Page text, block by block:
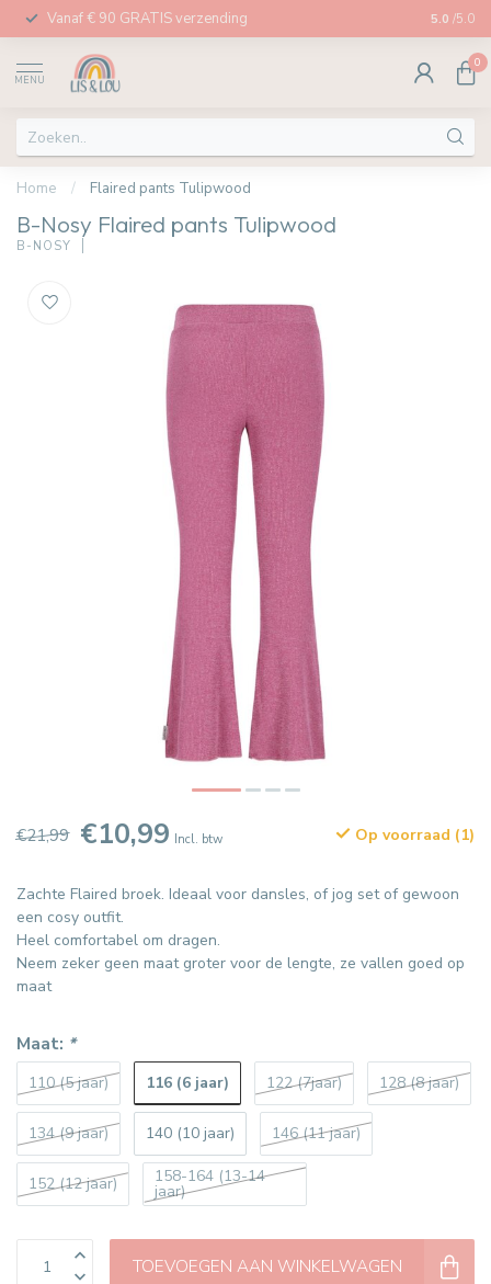
Vanaf € 90 GRATIS verzending Afhalen
5.0 /5.0
MENU
0
Home / Flaired pants Tulipwood
B-Nosy Flaired pants Tulipwood
B-NOSY
€21,99 €10,99 Incl. btw Op voorraad (1)
Zachte Flaired broek. Ideaal voor dansles, of jog set of gewoon
een cosy outfit.
Heel comfortabel om dragen.
Neem zeker geen maat groter voor de lengte, ze vallen goed op
maat
Maat: *
110 (5 jaar) 116 (6 jaar) 122 (7jaar) 128 (8 jaar)
134 (9 jaar) 140 (10 jaar) 146 (11 jaar)
152 (12 jaar) 158-164 (13-14
jaar)
TOEVOEGEN AAN WINKELWAGEN